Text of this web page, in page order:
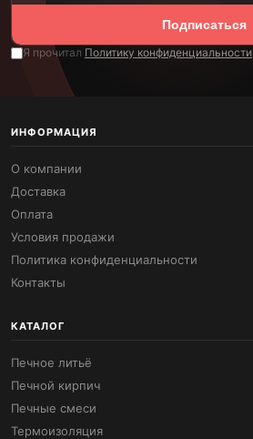
Подписаться
Я прочитал Политику конфиденциальности
ИНФОРМАЦИЯ
О компании
Доставка
Оплата
Условия продажи
Политика конфиденциальности
Контакты
КАТАЛОГ
Печное литьё
Печной кирпич
Печные смеси
Термоизоляция